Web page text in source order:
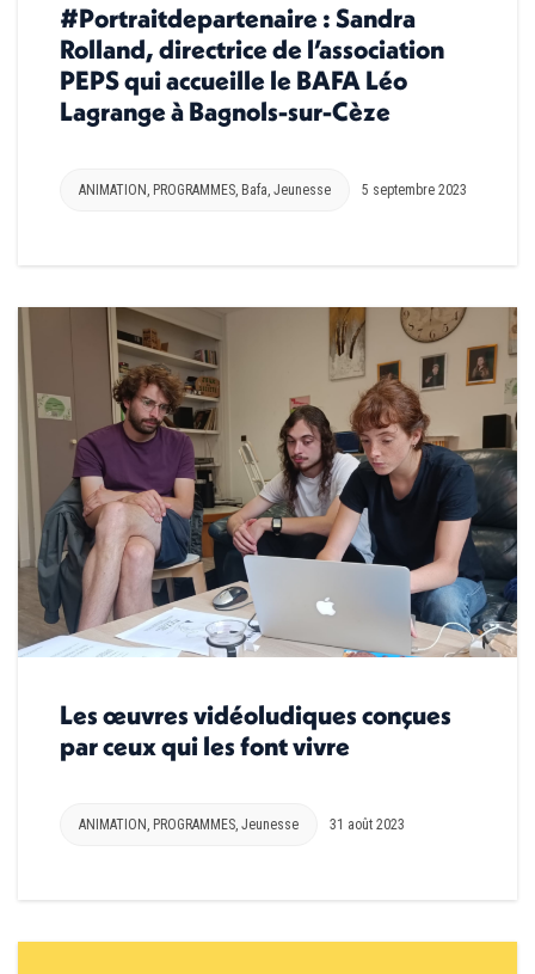
#Portraitdepartenaire : Sandra
Rolland, directrice de l’association
PEPS qui accueille le BAFA Léo
Lagrange à Bagnols-sur-Cèze
ANIMATION , PROGRAMMES, Bafa, Jeunesse 5 septembre 2023
Les œuvres vidéoludiques conçues
par ceux qui les font vivre
ANIMATION , PROGRAMMES, Jeunesse 31 août 2023